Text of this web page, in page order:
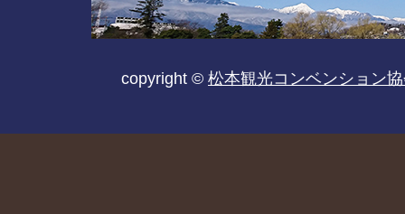
copyright © 松本観光コンベンション